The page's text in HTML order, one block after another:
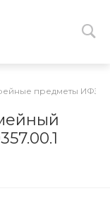
предметы ИФЗ